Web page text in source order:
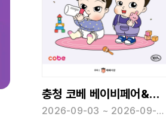
주간 충청 코베 베이비페어&유아교육전(하반기)
2026-09-03 ~ 2026-09-06